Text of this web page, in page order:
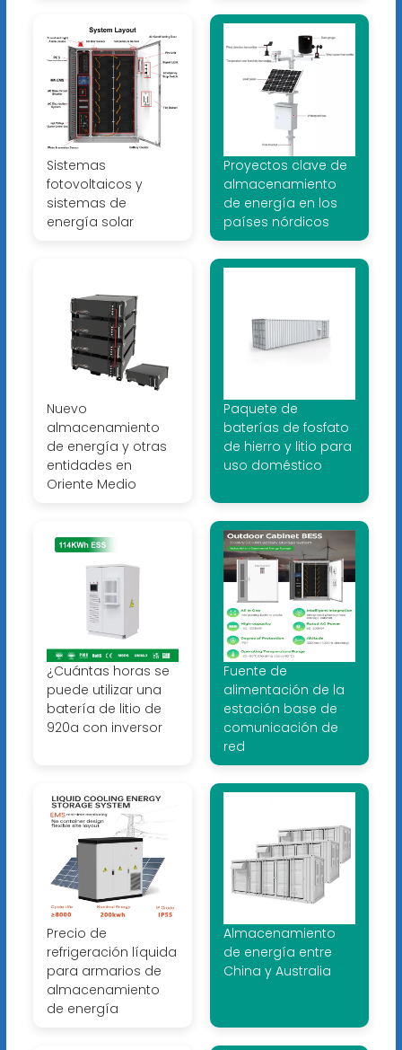
Sistemas
fotovoltaicos y
sistemas de
energía solar
Proyectos clave de
almacenamiento
de energía en los
países nórdicos
Nuevo
almacenamiento
de energía y otras
entidades en
Oriente Medio
Paquete de
baterías de fosfato
de hierro y litio para
uso doméstico
¿Cuántas horas se
puede utilizar una
batería de litio de
920a con inversor
Fuente de
alimentación de la
estación base de
comunicación de
red
Precio de
refrigeración líquida
para armarios de
almacenamiento
de energía
Almacenamiento
de energía entre
China y Australia